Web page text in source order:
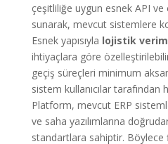
çeşitliliğe uygun esnek API
sunarak, mevcut sistemlere
Esnek yapısıyla lojistik
ihtiyaçlara göre
geçiş süreçleri minimum
sistem kullanıcılar tarafından
Platform, mevcut ERP
ve saha yazılımlarına
standartlara sahiptir. Böylece